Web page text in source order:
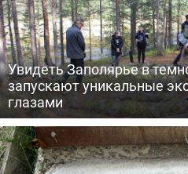
Увидеть Заполярье в
запускают уникальные
глазами